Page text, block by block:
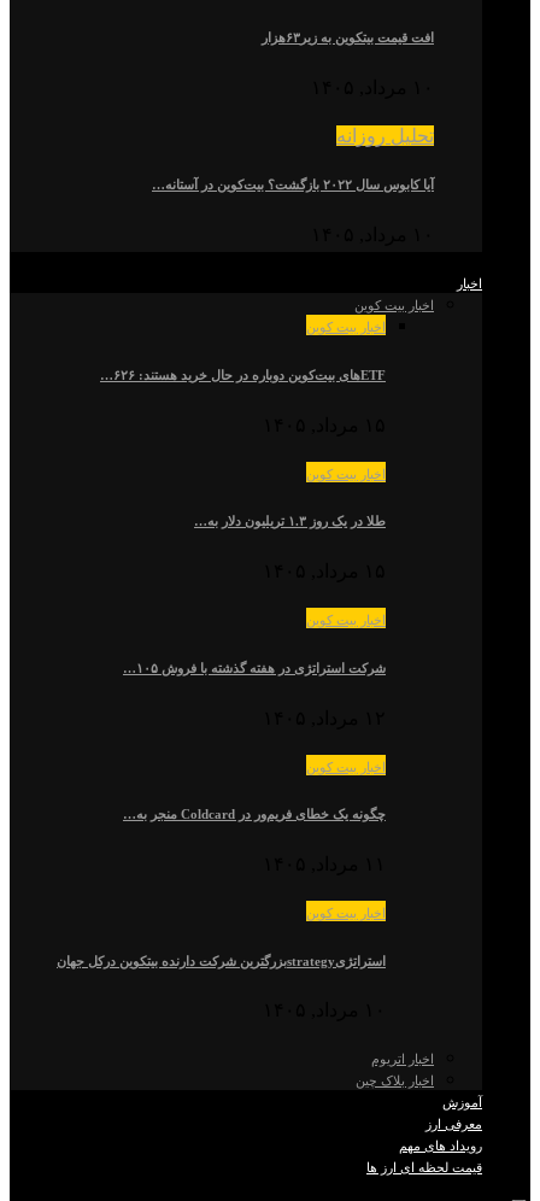
افت قیمت بیتکوین به زیر۶۳هزار
تحلیل روزانه
آیا کابوس سال ۲۰۲۲ بازگشت؟ بیت‌کوین در آستانه…
اخبار
اخبار بیت کوین
اخبار بیت کوین
ETFهای بیت‌کوین دوباره در حال خرید هستند: ۶۲۶…
اخبار بیت کوین
طلا در یک روز ۱.۳ تریلیون دلار به…
اخبار بیت کوین
شرکت استراتژی در هفته گذشته با فروش ۱۰۵…
اخبار بیت کوین
چگونه یک خطای فریم‌ور در Coldcard منجر به…
اخبار بیت کوین
استراتژیstrategyبزرگترین شرکت دارنده بیتکوین درکل جهان
اخبار اتریوم
اخبار بلاک چین
آموزش
معرفی ارز
رویداد های مهم
قیمت لحظه ای ارز ها